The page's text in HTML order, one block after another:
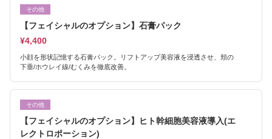
その他
【フェイシャルのオプション】石膏パック
¥4,400
小顔を形状記憶する石膏パック。リフトアップ美容液を浸透させ、頬の
下垂/ホウレイ線/むくみを徹底改善。
その他
【フェイシャルのオプション】ヒト幹細胞美容液導入(エ
レクトロポーション)